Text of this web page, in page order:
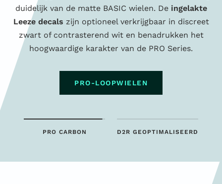
duidelijk van de matte BASIC wielen. De ingelakte
Leeze decals zijn optioneel verkrijgbaar in discreet
zwart of contrasterend wit en benadrukken het
hoogwaardige karakter van de PRO Series.
PRO-LOOPWIELEN
PRO CARBON D2R GEOPTIMALISEERD